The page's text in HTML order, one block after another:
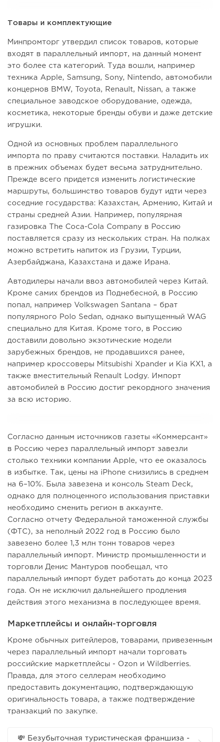
Товары и комплектующие
Минпромторг утвердил список товаров, которые
входят в параллельный импорт, на данный момент
это более ста категорий. Туда вошли, например
техника Apple, Samsung, Sony, Nintendo, автомобили
концернов BMW, Toyota, Renault, Nissan, а также
специальное заводское оборудование, одежда,
косметика, некоторые бренды обуви и даже детские
игрушки.
Одной из основных проблем параллельного
импорта по праву считаются поставки. Наладить их
в прежних объемах будет весьма затруднительно.
Прежде всего придется изменить логистические
маршруты, большинство товаров будут идти через
соседние государства: Казахстан, Армению, Китай и
страны средней Азии. Например, популярная
газировка The Coca-Cola Company в Россию
поставляется сразу из нескольких стран. На полках
можно встретить напиток из Грузии, Турции,
Азербайджана, Казахстана и даже Ирана.
Автодилеры начали ввоз автомобилей через Китай.
Кроме самих брендов из Поднебесной, в Россию
попал, например Volkswagen Santana – брат
популярного Polo Sedan, однако выпущенный WAG
специально для Китая. Кроме того, в Россию
доставили довольно экзотические модели
зарубежных брендов, не продавшихся ранее,
например кроссоверы Mitsubishi Xpander и Kia KX1, а
также вместительный Renault Lodgy. Импорт
автомобилей в Россию достиг рекордного значения
за всю историю.
Согласно данным источников газеты «Коммерсант»
в Россию через параллельный импорт завезли
столько техники компании Apple, что ее оказалось
в избытке. Так, цены на iPhone снизились в среднем
на 6–10%. Была завезена и консоль Steam Deck,
однако для полноценного использования приставки
необходимо сменить регион в аккаунте.
Согласно отчету Федеральной таможенной службы
(ФТС), за неполный 2022 год в Россию было
завезено более 1,3 млн тонн товаров через
параллельный импорт. Министр промышленности и
торговли Денис Мантуров пообещал, что
параллельный импорт будет работать до конца 2023
года. Он не исключил дальнейшего продления
действия этого механизма в последующее время.
Маркетплейсы и онлайн-торговля
Кроме обычных ритейлеров, товарами, привезенным
через параллельный импорт начали торговать
российские маркетплейсы - Ozon и Wildberries.
Правда, для этого селлерам необходимо
предоставить документацию, подтверждающую
оригинальность товара, а также подтверждение
транзакций по закупке.
💸 Безубыточная туристическая франшиза -